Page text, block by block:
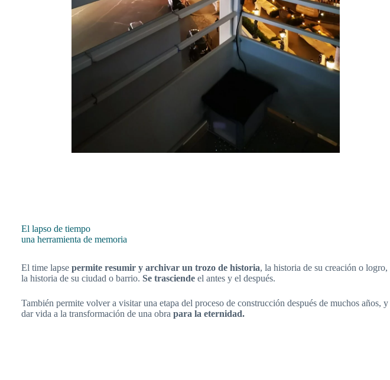
El lapso de tiempo
una herramienta de memoria
El time lapse permite resumir y archivar un trozo de historia, la historia de su creación o logro,
la historia de su ciudad o barrio. Se trasciende el antes y el después.
También permite volver a visitar una etapa del proceso de construcción después de muchos años, y
dar vida a la transformación de una obra para la eternidad.